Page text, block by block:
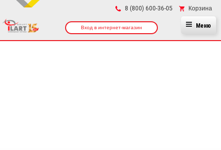
8 (800) 600-36-05 Корзина
Вход в интернет-магазин Меню
×